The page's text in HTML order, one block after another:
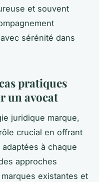
et souvent
sérénité dans
pratiques
un avocat
juridique marque,
crucial en offrant
à chaque
approches
existantes et